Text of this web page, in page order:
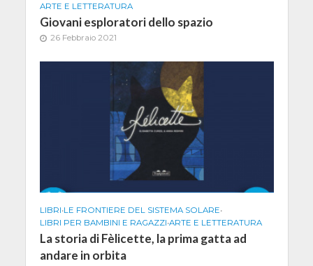
ARTE E LETTERATURA
Giovani esploratori dello spazio
26 Febbraio 2021
LIBRI•LE FRONTIERE DEL SISTEMA SOLARE•
LIBRI PER BAMBINI E RAGAZZI•ARTE E LETTERATURA
La storia di Fèlicette, la prima gatta ad
andare in orbita